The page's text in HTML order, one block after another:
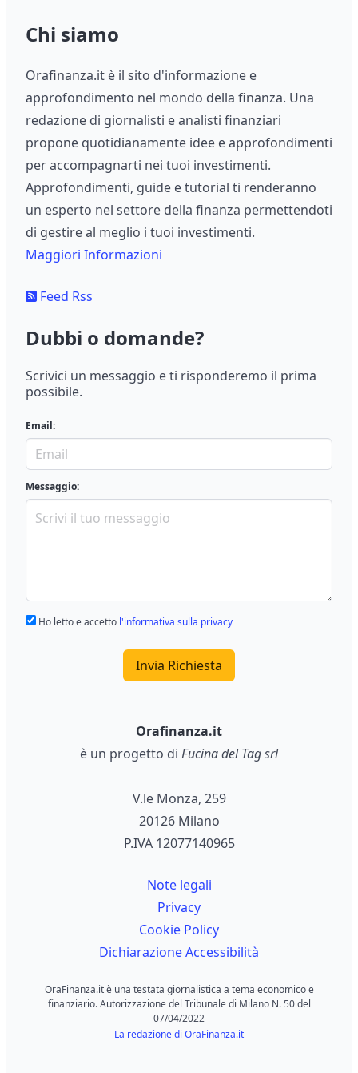
Chi siamo
Orafinanza.it è il sito d'informazione e
approfondimento nel mondo della finanza. Una
redazione di giornalisti e analisti finanziari
propone quotidianamente idee e approfondimenti
per accompagnarti nei tuoi investimenti.
Approfondimenti, guide e tutorial ti renderanno
un esperto nel settore della finanza permettendoti
di gestire al meglio i tuoi investimenti.
Maggiori Informazioni
Feed Rss
Dubbi o domande?
Scrivici un messaggio e ti risponderemo il prima
possibile.
Email:
Messaggio:
Ho letto e accetto l'informativa sulla privacy
Invia Richiesta
Orafinanza.it
è un progetto di Fucina del Tag srl
V.le Monza, 259
20126 Milano
P.IVA 12077140965
Note legali
Privacy
Cookie Policy
Dichiarazione Accessibilità
OraFinanza.it è una testata giornalistica a tema economico e
finanziario. Autorizzazione del Tribunale di Milano N. 50 del
07/04/2022
La redazione di OraFinanza.it